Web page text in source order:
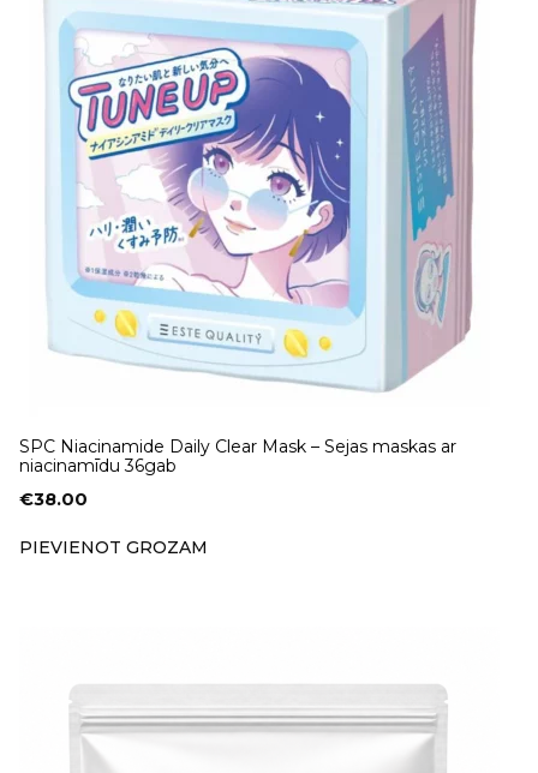
SPC Niacinamide Daily Clear Mask – Sejas maskas ar
niacinamīdu 36gab
€38.00
PIEVIENOT GROZAM